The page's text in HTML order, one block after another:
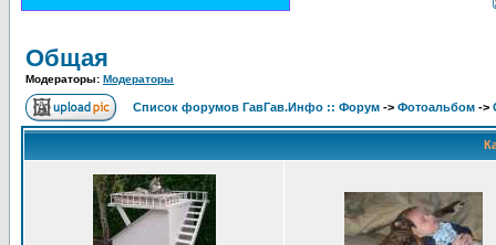
Общая
Модераторы: Модераторы
Список форумов ГавГав.Инфо :: Форум -> Фотоальбом ->